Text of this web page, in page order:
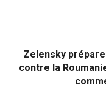
Zelensky
contre la